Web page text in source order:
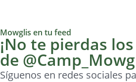
Mowglis en tu feed
¡No te pierdas
de
Síguenos en redes sociales